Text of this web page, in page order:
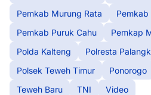
Pemkab Murung Rata
Pemkab
Pemkab Puruk Cahu
Pemkap
Polda Kalteng
Polresta
Polsek Teweh Timur
Ponorogo
Teweh Baru
TNI Video